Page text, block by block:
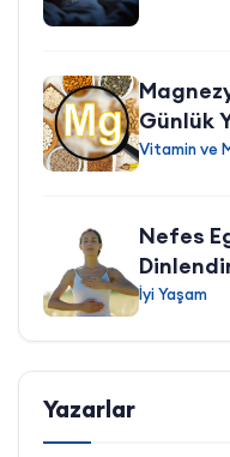
Günlük
Vitamin ve
Nefes
İyi Yaşam
Yazarlar